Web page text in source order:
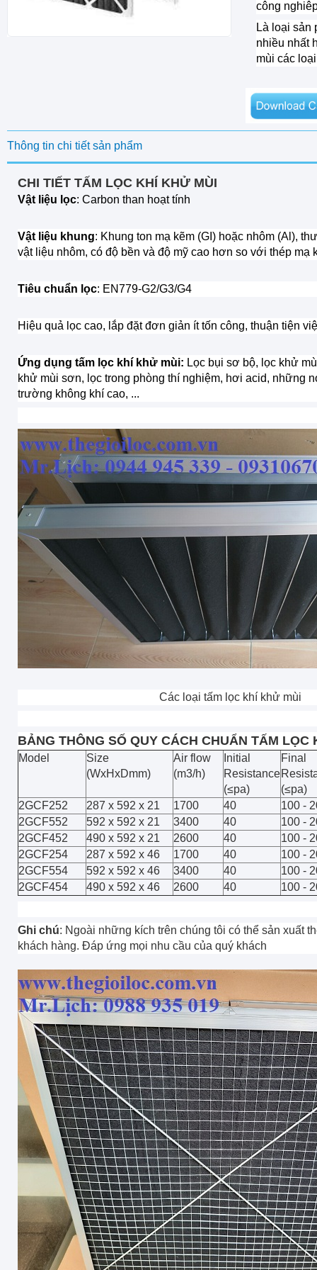
công
Là loại sản
nhiều nhất
mùi các
Thông tin chi tiết sản phẩm
CHI TIẾT TẤM LỌC KHÍ KHỬ MÙI
Vật liệu lọc: Carbon than hoạt tính
Vật liệu khung: Khung ton mạ kẽm (GI) hoặc nhôm (Al),
vật liệu nhôm, có độ bền và độ mỹ cao hơn so với thép mạ
Tiêu chuẩn lọc: EN779-G2/G3/G4
Hiệu quả lọc cao, lắp đặt đơn giản ít tốn công, thuận tiện
Ứng dụng tấm lọc khí khử mùi: Lọc bụi sơ bộ, lọc khử
khử mùi sơn, lọc trong phòng thí nghiệm, hơi acid, những
trường không khí cao, ...
Các loại tấm lọc khí khử mùi
BẢNG THÔNG SỐ QUY CÁCH CHUẨN TẤM LỌC
Model
Size
(WxHxDmm)
Air flow
(m3/h)
Initial
Resistance
(≤pa)
Final
(≤pa)
2GCF252
287 x 592 x 21 1700 40
100 -
2GCF552
592 x 592 x 21 3400 40
100 -
2GCF452
490 x 592 x 21 2600 40
100 -
2GCF254
287 x 592 x 46 1700 40
100 -
2GCF554
592 x 592 x 46 3400 40
100 -
2GCF454
490 x 592 x 46 2600 40 100 -
Ghi chú: Ngoài những kích trên chúng tôi có thể sản xuất
khách hàng. Đáp ứng mọi nhu cầu của quý khách